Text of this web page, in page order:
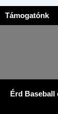
Támogatónk
Érd